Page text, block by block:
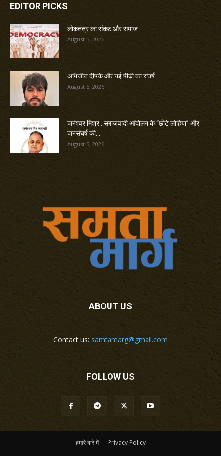
EDITOR PICKS
लोकतंत्र का संकट और समाज
August 5, 2026
अभिजीत दीपके और नई पीढ़ी का संघर्ष
August 5, 2026
जनेश्वर मिश्र : समाजवादी आंदोलन के “छोटे लोहिया” और
जनसंघर्ष की...
August 5, 2026
ABOUT US
Contact us: samtamarg@gmail.com
FOLLOW US
हमारे बारे में Privacy Policy